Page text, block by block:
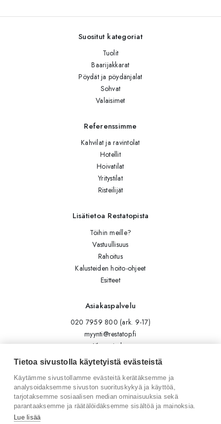
Suositut kategoriat
Tuolit
Baarijakkarat
Pöydät ja pöydänjalat
Sohvat
Valaisimet
Referenssimme
Kahvilat ja ravintolat
Hotellit
Hoivatilat
Yritystilat
Risteilijät
Lisätietoa Restatopista
Töihin meille?
Vastuullisuus
Rahoitus
Kalusteiden hoito-ohjeet
Esitteet
Asiakaspalvelu
020 7959 800 (ark. 9-17)
myynti@restatop.fi
Yhteystiedot
Lähetä viesti
Seuraa meitä
Tilaa uutiskirje
Tietoa sivustolla käytetyistä evästeistä
Käytämme sivustollamme evästeitä kerätäksemme ja
analysoidaksemme sivuston suorituskykyä ja käyttöä,
tarjotaksemme sosiaalisen median ominaisuuksia sekä
parantaaksemme ja räätälöidäksemme sisältöä ja mainoksia.
Lue lisää